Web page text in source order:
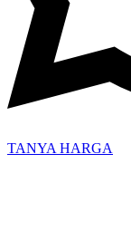
TANYA HARGA